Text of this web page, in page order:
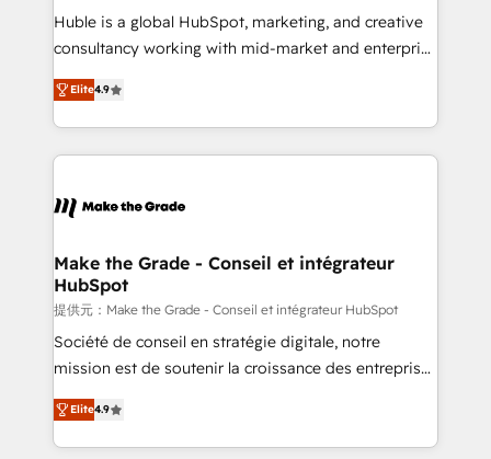
WooCommerce 💲 Stripe or Paypal 💰 Sage or
Netsuite 🤖 Google or Microsoft ✍️ DocuSign or
the rare Advanced "Custom Integrations"
Accreditation, securely sync data across... 🔄 any
new HubSpot portal with Advanced Website and
CRM Migrations using our in-house "HubScrub" Tool.
Huble is a global HubSpot, marketing, and creative
consultancy working with mid-market and enterprise
businesses. We go beyond implementation, shaping
the strategy, processes, and teams that turn
HubSpot into a genuine growth engine. Named
HubSpot's Global Partner of the Year in 2024,
worldwide, and with over 15 years in the ecosystem,
One company, one operating model, delivering
across offices and consulting teams in the UK, USA,
Canada, Germany, France, Belgium, Singapore, and
South Africa. Certified compliant with ISO/IEC
27001:2022 and ISO 9001:2015 across all seven
Elite4.9
Make the Grade - Conseil et intégrateur
HubSpot
提供元：Make the Grade - Conseil et intégrateur HubSpot
Société de conseil en stratégie digitale, notre
mission est de soutenir la croissance des entreprises
B2B à travers l’acquisition de nouveaux clients,
l'intégration CRM et le développement des revenus
auprès de vos comptes existants. En France et à
Elite4.9